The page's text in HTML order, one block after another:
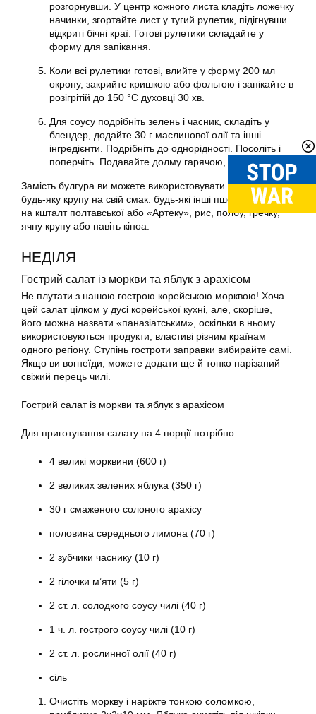
розгорнувши. У центр кожного листа кладіть ложечку
начинки, згортайте лист у тугий рулетик, підігнувши
відкриті бічні краї. Готові рулетики складайте у
форму для запікання.
Коли всі рулетики готові, влийте у форму 200 мл
окропу, закрийте кришкою або фольгою і запікайте в
розігрітій до 150 °С духовці 30 хв.
Для соусу подрібніть зелень і часник, складіть у
блендер, додайте 30 г маслинової олії та інші
інгредієнти. Подрібніть до однорідності. Посоліть і
поперчіть. Подавайте долму гарячою, із соусом.
Замість булгура ви можете використовувати практично
будь-яку крупу на свій смак: будь-які інші пшеничні крупи
на кшталт полтавської або «Артеку», рис, полбу, гречку,
ячну крупу або навіть кіноа.
НЕДІЛЯ
Гострий салат із моркви та яблук з арахісом
Не плутати з нашою гострою корейською морквою! Хоча
цей салат цілком у дусі корейської кухні, але, скоріше,
його можна назвати «паназіатським», оскільки в ньому
використовуються продукти, властиві різним країнам
одного регіону. Ступінь гостроти заправки вибирайте самі.
Якщо ви вогнеїди, можете додати ще й тонко нарізаний
свіжий перець чилі.
Гострий салат із моркви та яблук з арахісом
Для приготування салату на 4 порції потрібно:
4 великі морквини (600 г)
2 великих зелених яблука (350 г)
30 г смаженого солоного арахісу
половина середнього лимона (70 г)
2 зубчики часнику (10 г)
2 гілочки м’яти (5 г)
2 ст. л. солодкого соусу чилі (40 г)
1 ч. л. гострого соусу чилі (10 г)
2 ст. л. рослинної олії (40 г)
сіль
Очистіть моркву і наріжте тонкою соломкою,